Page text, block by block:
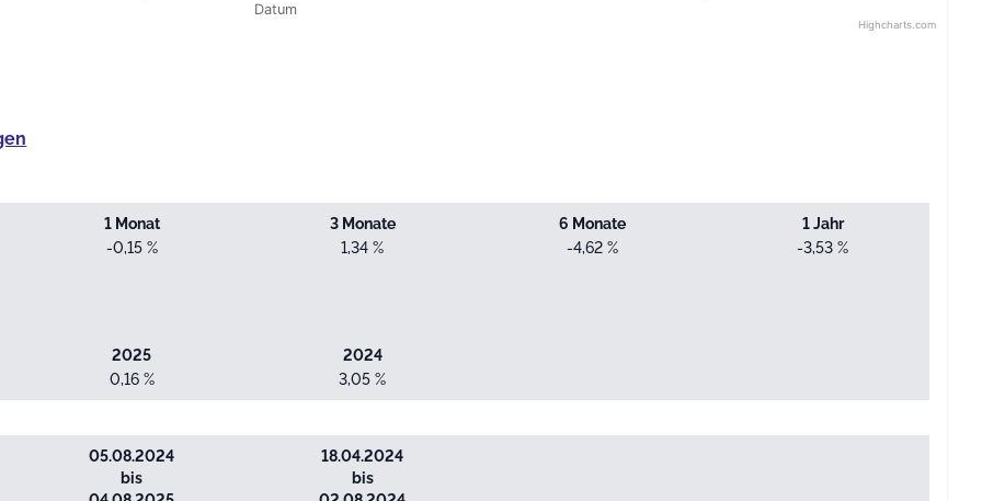
Datum
Highcharts.com
1 Monat
-0,15 %
3 Monate
1,34 %
6 Monate
-4,62 %
1 Jahr
-3,53 %
2025
0,16 %
2024
3,05 %
05.08.2024
bis
18.04.2024
bis